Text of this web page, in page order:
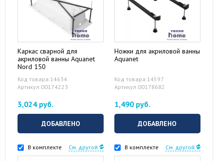
Каркас сварной для
акриловой ванны Aquanet
Nord 150
Код товара:14634
Артикул:00174223
3,024 руб.
ДОБАВЛЕНО
Ножки для акриловой ванны
Aquanet
Код товара:14597
Артикул:00178682
1,490 руб.
ДОБАВЛЕНО
В комплекте См. другой В комплекте См. другой